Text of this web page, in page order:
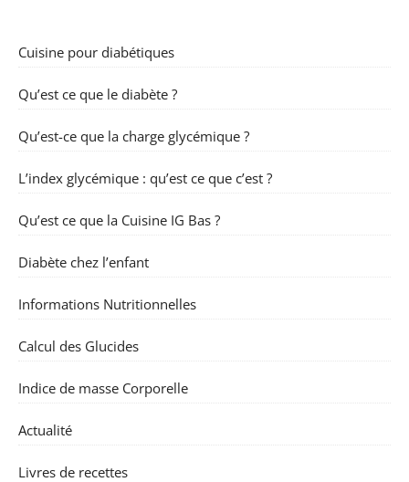
Cuisine pour diabétiques
Qu’est ce que le diabète ?
Qu’est-ce que la charge glycémique ?
L’index glycémique : qu’est ce que c’est ?
Qu’est ce que la Cuisine IG Bas ?
Diabète chez l’enfant
Informations Nutritionnelles
Calcul des Glucides
Indice de masse Corporelle
Actualité
Livres de recettes